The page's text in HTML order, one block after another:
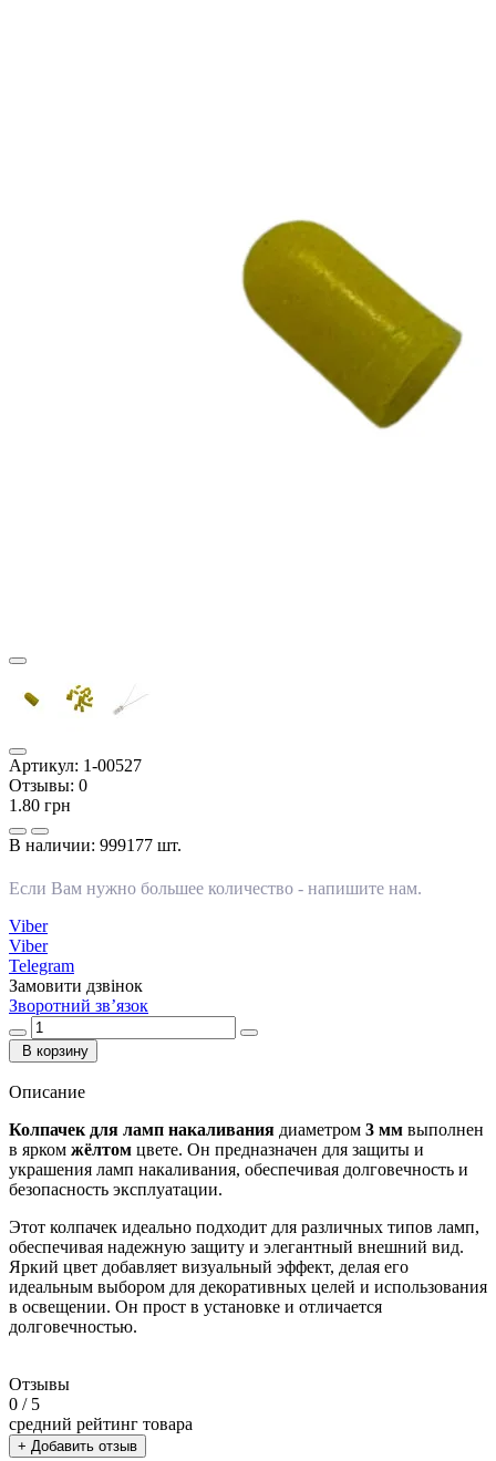
Артикул: 1-00527
Отзывы: 0
1.80 грн
В наличии: 999177 шт.
Если Вам нужно большее количество - напишите нам.
Viber
Viber
Telegram
Замовити дзвінок
Зворотний зв’язок
В корзину
Описание
Колпачек для ламп накаливания диаметром 3 мм выполнен
в ярком жёлтом цвете. Он предназначен для защиты и
украшения ламп накаливания, обеспечивая долговечность и
безопасность эксплуатации.
Этот колпачек идеально подходит для различных типов ламп,
обеспечивая надежную защиту и элегантный внешний вид.
Яркий цвет добавляет визуальный эффект, делая его
идеальным выбором для декоративных целей и использования
в освещении. Он прост в установке и отличается
долговечностью.
Отзывы
0 / 5
средний рейтинг товара
+ Добавить отзыв